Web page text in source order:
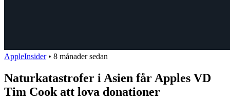
AppleInsider • 8 månader sedan
Naturkatastrofer i Asien får Apples VD
Tim Cook att lova donationer